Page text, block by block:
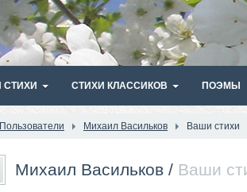
СТИХИ СТИХИ КЛАССИКОВ ПОЭМЫ
Пользователи Михаил Васильков Ваши стихи
Михаил Васильков / Ваши